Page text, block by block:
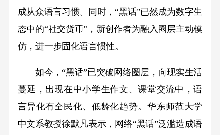
成从众语言习惯。同时，“黑话”已然成为数字生
态中的“社交货币”，新创作者为融入圈层主动模
仿，进一步固化语言惯性。
如今，“黑话”已突破网络圈层，向现实生活
蔓延，出现在中小学生作文、课堂交流中，语
言异化有全民化、低龄化趋势。华东师范大学
中文系教授徐默凡表示，网络“黑话”泛滥造成语